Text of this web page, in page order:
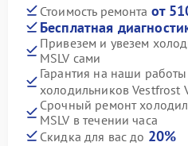
Стоимость ремонта от
Бесплатная
Привезем и увезем
MSLV сами
Гарантия на наши
холодильников Vestfrost
Срочный ремонт
MSLV в течении часа
Скидка для вас до 20%